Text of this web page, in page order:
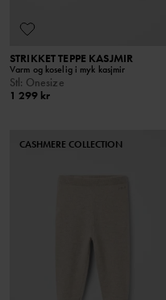
STRIKKET TEPPE KASJMIR
Varm og koselig i myk kasjmir
Stl: Onesize
1 299 kr
CASHMERE COLLECTION